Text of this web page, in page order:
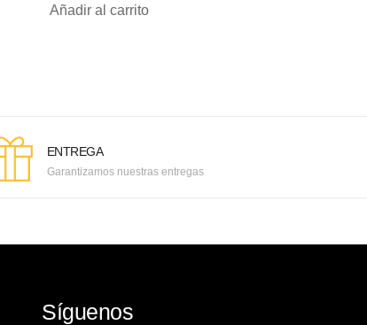
Añadir al carrito
ENTREGA
Garantizamos nuestras entregas
Síguenos